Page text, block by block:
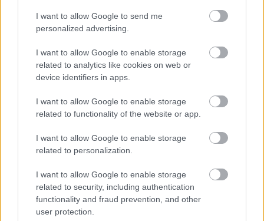
I want to allow Google to send me
personalized advertising.
I want to allow Google to enable storage
related to analytics like cookies on web or
device identifiers in apps.
I want to allow Google to enable storage
related to functionality of the website or app.
I want to allow Google to enable storage
related to personalization.
I want to allow Google to enable storage
related to security, including authentication
functionality and fraud prevention, and other
user protection.
Florilegium
2010. április 4. 19:30
Uránia Nemzeti Filmszínház
Zene Koncertpiac Budapesti Tavaszi Fesztivál 2010